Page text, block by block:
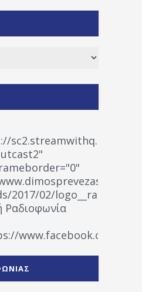
wp-
2017/02/
Ραδιοφωνία
www.facebook.com/
" artist="" ]